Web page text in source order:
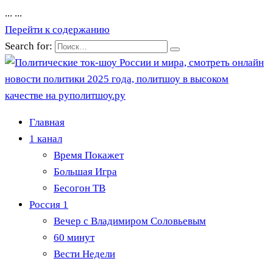
... ...
Перейти к содержанию
Search for:
Главная
1 канал
Время Покажет
Большая Игра
Бесогон ТВ
Россия 1
Вечер с Владимиром Соловьевым
60 минут
Вести Недели